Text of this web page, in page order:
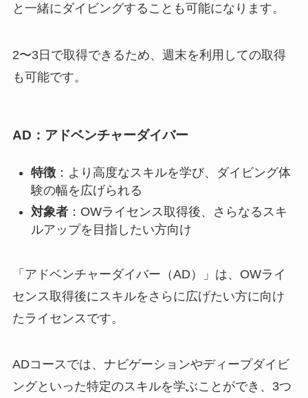
と一緒にダイビングすることも可能になります。
2〜3日で取得できるため、週末を利用しての取得
も可能です。
AD：アドベンチャーダイバー
特徴：より高度なスキルを学び、ダイビング体
験の幅を広げられる
対象者：OWライセンス取得後、さらなるスキ
ルアップを目指したい方向け
「アドベンチャーダイバー（AD）」は、OWライ
センス取得後にスキルをさらに広げたい方に向け
たライセンスです。
ADコースでは、ナビゲーションやディープダイビ
ングといった特定のスキルを学ぶことができ、3つ